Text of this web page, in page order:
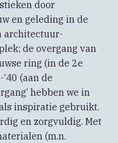
door
en geleding in de
architectuur-
de overgang van
ring (in de 2e
(aan de
hebben we in
inspiratie gebruikt.
en zorgvuldig. Met
(m.n.